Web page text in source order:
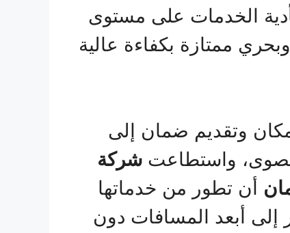
الخدمات على مستوى
ممتازة بكفاءة عالية
وتقديم ضمان إلى
واستطاعت شركة
أن تطور من خدماتها
إلى أبعد المسافات دون